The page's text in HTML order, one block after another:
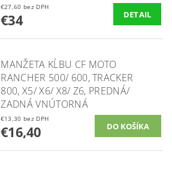
€27,60 bez DPH
€34 DETAIL
MANŽETA KĹBU CF MOTO
RANCHER 500/ 600, TRACKER
800, X5/ X6/ X8/ Z6, PREDNÁ/
ZADNÁ VNÚTORNÁ
€13,30 bez DPH
€16,40